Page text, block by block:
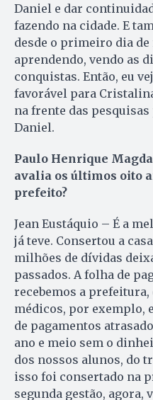
Daniel e dar
fazendo na cidade. E
desde o primeiro dia de
aprendendo, vendo as
conquistas. Então, eu
favorável para
na frente das
Daniel.
Paulo Henrique
avalia os últimos oito
prefeito?
Jean Eustáquio – É a
já teve. Consertou a
milhões de dívidas
passados. A folha de
recebemos a prefeitura,
médicos, por exemplo,
de pagamentos
ano e meio sem o
dos nossos alunos, do
isso foi consertado na
segunda gestão, agora,